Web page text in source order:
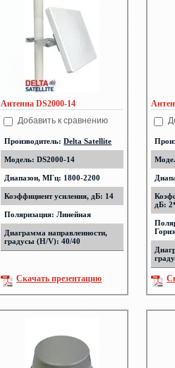
Антенна DS2000-14
Добавить к сравнению
Производитель:Delta Satellite
Модель: DS2000-14
Диапазон, МГц: 1800-2200
Коэффициент усиления, дБ: 14
Поляризация: Линейная
Диаграмма направленности,
градусы (H/V): 40/40
Скачать презентацию
дБ: